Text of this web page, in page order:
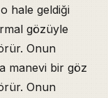
hale geldiği
gözüyle
Onun
manevi bir göz
Onun